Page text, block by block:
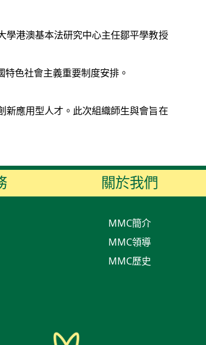
學港澳基本法研究中心主任鄒平學教授
色社會主義重要制度安排。
新應用型人才。此次組織師生與會旨在
關於我們
MMC簡介
MMC領導
MMC歷史